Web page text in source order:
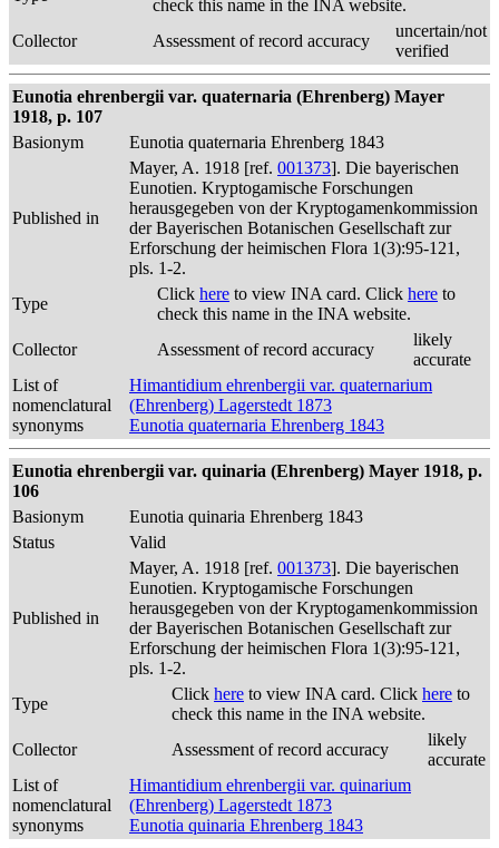
check this name in the INA website.
Collector
Assessment of record accuracy
uncertain/not
verified
Eunotia ehrenbergii var. quaternaria (Ehrenberg) Mayer
1918, p. 107
Basionym
Eunotia quaternaria Ehrenberg 1843
Published in
Mayer, A. 1918 [ref. 001373]. Die bayerischen
Eunotien. Kryptogamische Forschungen
herausgegeben von der Kryptogamenkommission
der Bayerischen Botanischen Gesellschaft zur
Erforschung der heimischen Flora 1(3):95-121,
pls. 1-2.
Type
Click here to view INA card. Click here to
check this name in the INA website.
Collector
Assessment of record accuracy
likely
accurate
List of
nomenclatural
synonyms
Himantidium ehrenbergii var. quaternarium
(Ehrenberg) Lagerstedt 1873
Eunotia quaternaria Ehrenberg 1843
Eunotia ehrenbergii var. quinaria (Ehrenberg) Mayer 1918, p.
106
Basionym
Eunotia quinaria Ehrenberg 1843
Status
Valid
Published in
Mayer, A. 1918 [ref. 001373]. Die bayerischen
Eunotien. Kryptogamische Forschungen
herausgegeben von der Kryptogamenkommission
der Bayerischen Botanischen Gesellschaft zur
Erforschung der heimischen Flora 1(3):95-121,
pls. 1-2.
Type
Click here to view INA card. Click here to
check this name in the INA website.
Collector
Assessment of record accuracy
likely
accurate
List of
nomenclatural
synonyms
Himantidium ehrenbergii var. quinarium
(Ehrenberg) Lagerstedt 1873
Eunotia quinaria Ehrenberg 1843